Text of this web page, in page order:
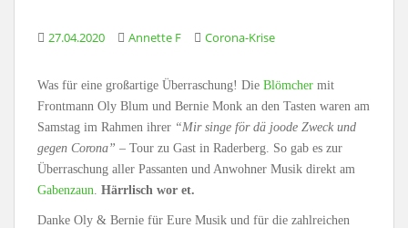
27.04.2020 Annette F Corona-Krise
Was für eine großartige Überraschung! Die Blömcher mit
Frontmann Oly Blum und Bernie Monk an den Tasten waren am
Samstag im Rahmen ihrer “Mir singe för dä joode Zweck und
gegen Corona” – Tour zu Gast in Raderberg. So gab es zur
Überraschung aller Passanten und Anwohner Musik direkt am
Gabenzaun Härrlisch wor et.
Danke Oly & Bernie für Eure Musik und für die zahlreichen